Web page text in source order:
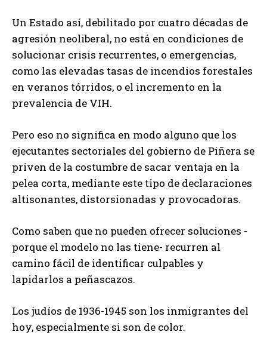
Un Estado así, debilitado por cuatro décadas de
agresión neoliberal, no está en condiciones de
solucionar crisis recurrentes, o emergencias,
como las elevadas tasas de incendios forestales
en veranos tórridos, o el incremento en la
prevalencia de VIH.
Pero eso no significa en modo alguno que los
ejecutantes sectoriales del gobierno de Piñera se
priven de la costumbre de sacar ventaja en la
pelea corta, mediante este tipo de declaraciones
altisonantes, distorsionadas y provocadoras.
Como saben que no pueden ofrecer soluciones -
porque el modelo no las tiene- recurren al
camino fácil de identificar culpables y
lapidarlos a peñascazos.
Los judíos de 1936-1945 son los inmigrantes del
hoy, especialmente si son de color.